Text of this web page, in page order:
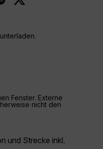
Fenster. Externe
nicht den
und Strecke inkl.